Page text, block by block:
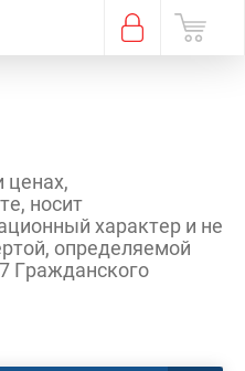
ценах,
носит
характер и не
определяемой
Гражданского